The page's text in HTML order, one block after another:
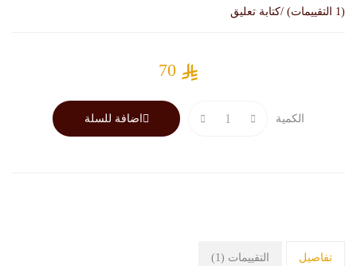
(1 التقييمات) /كتابة تعليق
70
الكمية اضافة للسلة
تفاصيل التقييمات (1)